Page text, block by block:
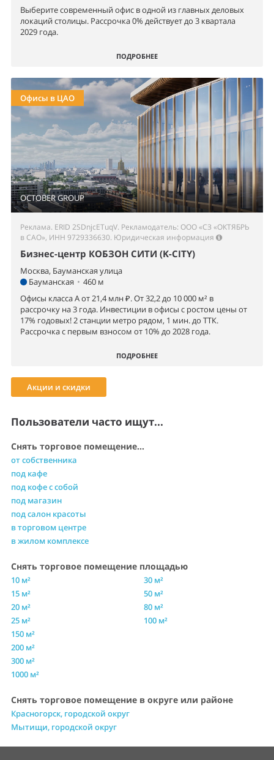
Выберите современный офис в одной из главных деловых
локаций столицы. Рассрочка 0% действует до 3 квартала
2029 года.
ПОДРОБНЕЕ
OCTOBER GROUP
Офисы в ЦАО
Реклама. ERID 2SDnjcETuqV. Рекламодатель: ООО «СЗ «ОКТЯБРЬ
в САО», ИНН 9729336630. Юридическая информация
Бизнес-центр КОБЗОН СИТИ (K-CITY)
Москва, Бауманская улица
Бауманская • 460 м
Офисы класса А от 21,4 млн ₽. От 32,2 до 10 000 м² в
рассрочку на 3 года. Инвестиции в офисы с ростом цены от
17% годовых! 2 станции метро рядом, 1 мин. до ТТК.
Рассрочка с первым взносом от 10% до 2028 года.
ПОДРОБНЕЕ
Акции и скидки
Пользователи часто ищут...
Снять торговое помещение...
от собственника
под кафе
под кофе с собой
под магазин
под салон красоты
в торговом центре
в жилом комплексе
Снять торговое помещение площадью
10 м²
15 м²
20 м²
25 м²
30 м²
50 м²
80 м²
100 м²
150 м²
200 м²
300 м²
1000 м²
Снять торговое помещение в округе или районе
Красногорск, городской округ
Мытищи, городской округ